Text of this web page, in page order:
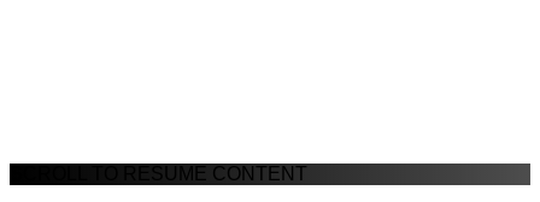
SCROLL TO RESUME CONTENT